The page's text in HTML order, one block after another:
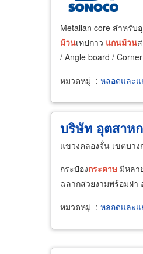
Metallan core สำหรับ
ม้วนเทปกาว แกนม้วน
/ Angle board /
หมวดหมู่ : หลอดและ
บริษัท อุตสาห
แขวงคลองจั่น เขตบา
กระป๋องกระดาษ มีหล
ฉลากสวยงามพร้อมฝา
หมวดหมู่ : หลอดและ